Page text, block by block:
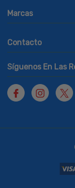
Marcas
Contacto
Síguenos En Las